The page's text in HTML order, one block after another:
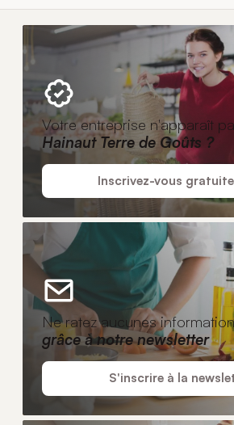
Votre entreprise n'apparaît
Hainaut Terre de Goûts ?
Inscrivez-vous
Ne ratez aucunes
grâce à notre newsletter
S'inscrire à la